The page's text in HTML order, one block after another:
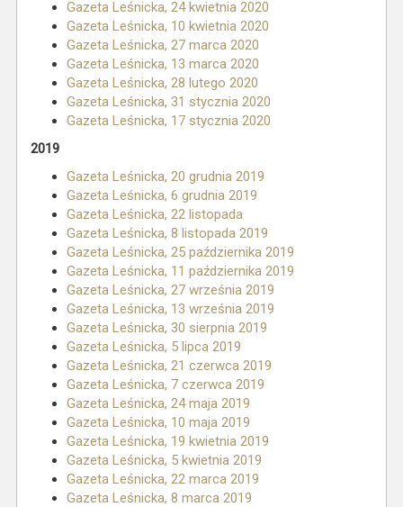
Gazeta Leśnicka, 24 kwietnia 2020
Gazeta Leśnicka, 10 kwietnia 2020
Gazeta Leśnicka, 27 marca 2020
Gazeta Leśnicka, 13 marca 2020
Gazeta Leśnicka, 28 lutego 2020
Gazeta Leśnicka, 31 stycznia 2020
Gazeta Leśnicka, 17 stycznia 2020
2019
Gazeta Leśnicka, 20 grudnia 2019
Gazeta Leśnicka, 6 grudnia 2019
Gazeta Leśnicka, 22 listopada
Gazeta Leśnicka, 8 listopada 2019
Gazeta Leśnicka, 25 października 2019
Gazeta Leśnicka, 11 października 2019
Gazeta Leśnicka, 27 września 2019
Gazeta Leśnicka, 13 września 2019
Gazeta Leśnicka, 30 sierpnia 2019
Gazeta Leśnicka, 5 lipca 2019
Gazeta Leśnicka, 21 czerwca 2019
Gazeta Leśnicka, 7 czerwca 2019
Gazeta Leśnicka, 24 maja 2019
Gazeta Leśnicka, 10 maja 2019
Gazeta Leśnicka, 19 kwietnia 2019
Gazeta Leśnicka, 5 kwietnia 2019
Gazeta Leśnicka, 22 marca 2019
Gazeta Leśnicka, 8 marca 2019